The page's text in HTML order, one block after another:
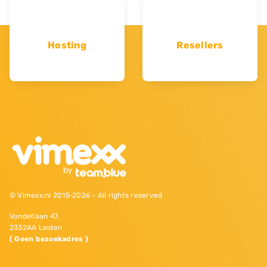
Hosting Resellers
© Vimexx.nl 2015‐2026 - All rights reserved
Vondellaan 47,
2332AA Leiden
( Geen bezoekadres )